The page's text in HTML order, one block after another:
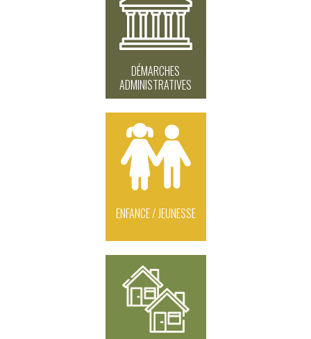
DÉMARCHES
ADMINISTRATIVES
ENFANCE / JEUNESSE